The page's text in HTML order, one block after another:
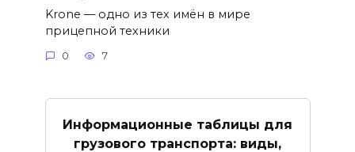
Krone — одно из тех имён в мире
прицепной техники
0 7
Информационные таблицы для
грузового транспорта: виды,